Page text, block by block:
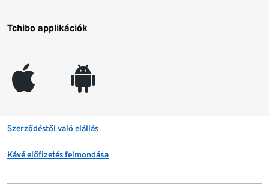
Tchibo applikációk
appleinc android
Szerződéstől való elállás
Kávé előfizetés felmondása